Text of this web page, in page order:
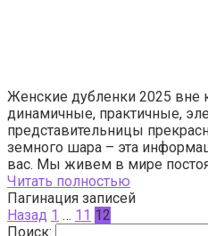
Женские дубленки 2025 вне
динамичные, практичные,
представительницы
земного шара – эта
вас. Мы живем в мире
Читать полностью
Пагинация записей
Назад 1 … 11 12
Поиск: